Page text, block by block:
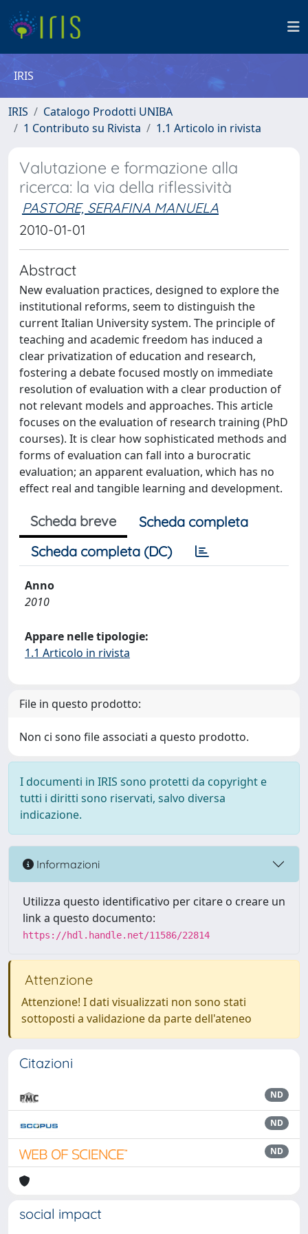
IRIS
IRIS
Catalogo Prodotti UNIBA
1 Contributo su Rivista
1.1 Articolo in rivista
Valutazione e formazione alla
ricerca: la via della riflessività
PASTORE, SERAFINA MANUELA
2010-01-01
Abstract
New evaluation practices, designed to explore the
institutional reforms, seem to distinguish the
current Italian University system. The principle of
teaching and academic freedom has induced a
clear privatization of education and research,
fostering a debate focused mostly on immediate
resolution of evaluation with a clear production of
not relevant models and approaches. This article
focuses on the evaluation of research training (PhD
courses). It is clear how sophisticated methods and
forms of evaluation can fall into a burocratic
evaluation; an apparent evaluation, which has no
effect real and tangible learning and development.
Scheda breve
Scheda completa
Scheda completa (DC)
Anno
2010
Appare nelle tipologie:
1.1 Articolo in rivista
File in questo prodotto:
Non ci sono file associati a questo prodotto.
I documenti in IRIS sono protetti da copyright e
tutti i diritti sono riservati, salvo diversa
indicazione.
Informazioni
Utilizza questo identificativo per citare o creare un
link a questo documento:
https://hdl.handle.net/11586/22814
Attenzione
Attenzione! I dati visualizzati non sono stati
sottoposti a validazione da parte dell'ateneo
Citazioni
ND
ND
ND
social impact